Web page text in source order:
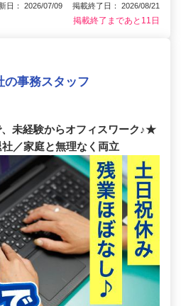
日： 2026/07/09 掲載終了日： 2026/08/21
掲載終了まであと11日
の事務スタッフ
未経験からオフィスワーク♪★
／家庭と無理なく両立